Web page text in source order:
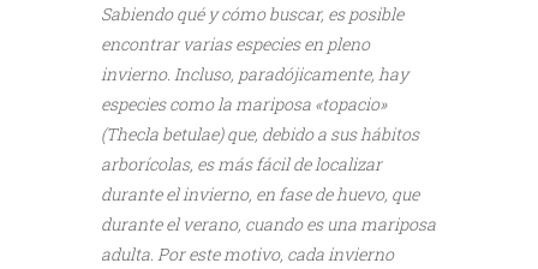
Sabiendo qué y cómo buscar, es posible
encontrar varias especies en pleno
invierno. Incluso, paradójicamente, hay
especies como la mariposa «topacio»
(Thecla betulae) que, debido a sus hábitos
arborícolas, es más fácil de localizar
durante el invierno, en fase de huevo, que
durante el verano, cuando es una mariposa
adulta. Por este motivo, cada invierno